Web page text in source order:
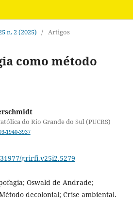
n. 2 (2025) / Artigos
como método
do Rio Grande do Sul (PUCRS)
1940-3937
grirfi.v25i2.5279
Oswald de Andrade;
decolonial; Crise ambiental.